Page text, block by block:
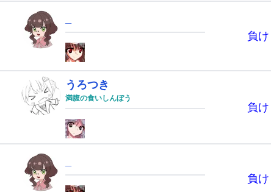
負け
うろつき
満腹の食いしんぼう
負け
負け